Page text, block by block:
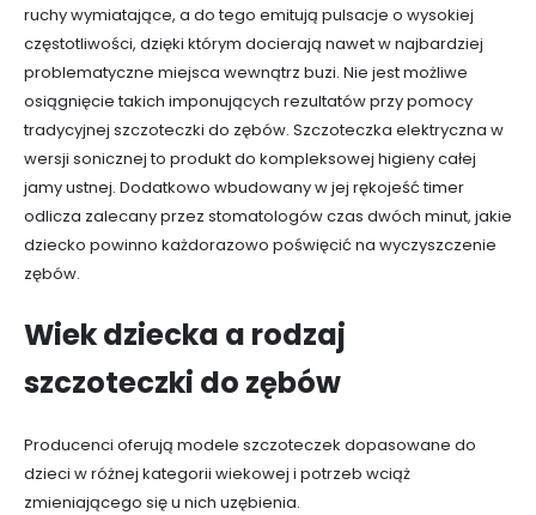
ruchy wymiatające, a do tego emitują pulsacje o wysokiej
częstotliwości, dzięki którym docierają nawet w najbardziej
problematyczne miejsca wewnątrz buzi. Nie jest możliwe
osiągnięcie takich imponujących rezultatów przy pomocy
tradycyjnej szczoteczki do zębów. Szczoteczka elektryczna w
wersji sonicznej to produkt do kompleksowej higieny całej
jamy ustnej. Dodatkowo wbudowany w jej rękojeść timer
odlicza zalecany przez stomatologów czas dwóch minut, jakie
dziecko powinno każdorazowo poświęcić na wyczyszczenie
zębów.
Wiek dziecka a rodzaj
szczoteczki do zębów
Producenci oferują modele szczoteczek dopasowane do
dzieci w różnej kategorii wiekowej i potrzeb wciąż
zmieniającego się u nich uzębienia.